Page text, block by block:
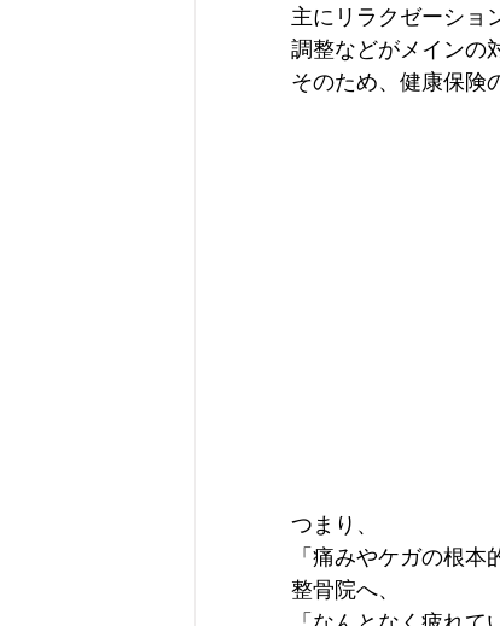
主にリラクゼーショ
調整などがメインの
そのため、健康保険
つまり、
「痛みやケガの根
整骨院へ、